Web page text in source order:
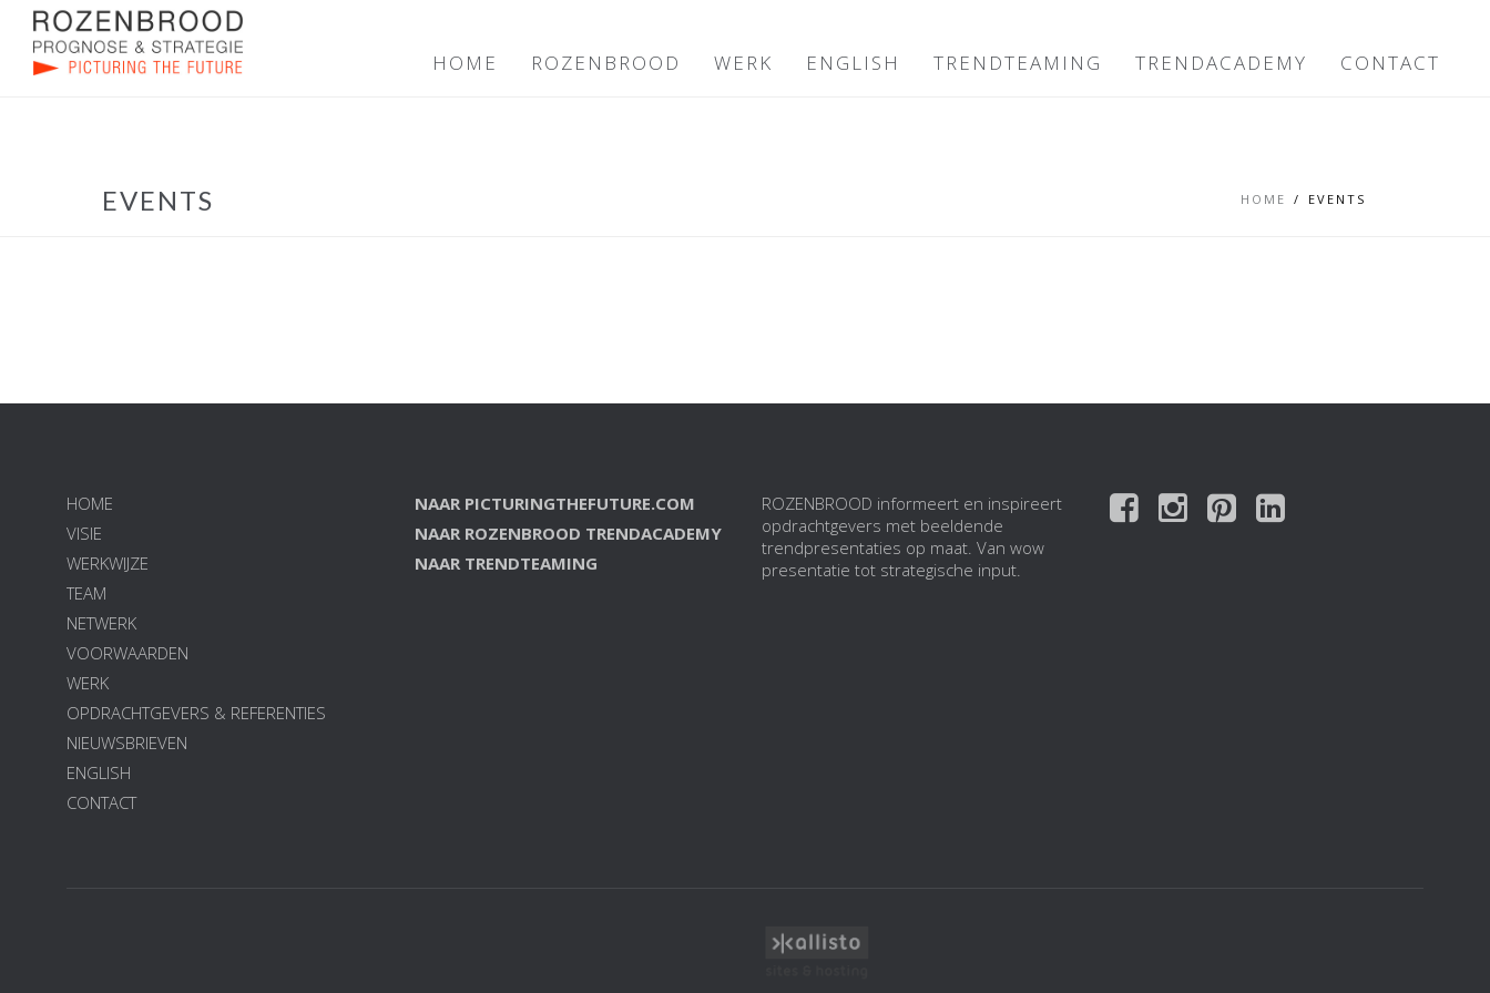
HOME ROZENBROOD WERK ENGLISH TRENDTEAMING TRENDACADEMY CONTACT
EVENTS HOME EVENTS
HOME
VISIE
WERKWIJZE
TEAM
NETWERK
VOORWAARDEN
WERK
OPDRACHTGEVERS & REFERENTIES
NIEUWSBRIEVEN
ENGLISH
CONTACT
NAAR PICTURINGTHEFUTURE.COM
NAAR ROZENBROOD TRENDACADEMY
NAAR TRENDTEAMING
ROZENBROOD informeert en inspireert
opdrachtgevers met beeldende
trendpresentaties op maat. Van wow
presentatie tot strategische input.